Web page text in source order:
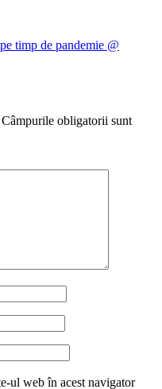
timp de pandemie @
Câmpurile obligatorii sunt
ul web în acest navigator